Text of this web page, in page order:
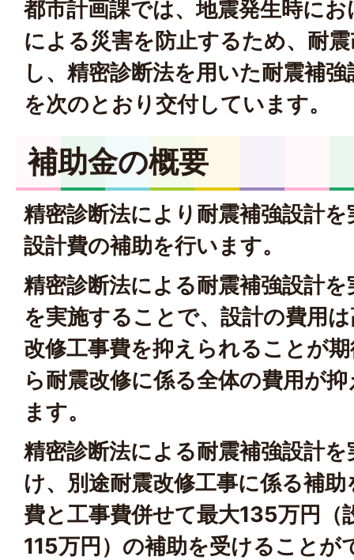
都市計画課では、地震発生時に
による災害を防止するため、耐
し、精密診断法を用いた耐震補
を次のとおり交付しています。
補助金の概要
精密診断法により耐震補強設計
設計費の補助を行います。
精密診断法による耐震補強設計
を実施することで、設計の費用
改修工事費を抑えられることが
ら耐震改修に係る全体の費用が
ます。
精密診断法による耐震補強設計
け、別途耐震改修工事に係る補
費と工事費併せて最大135万円（
115万円）の補助を受けることが